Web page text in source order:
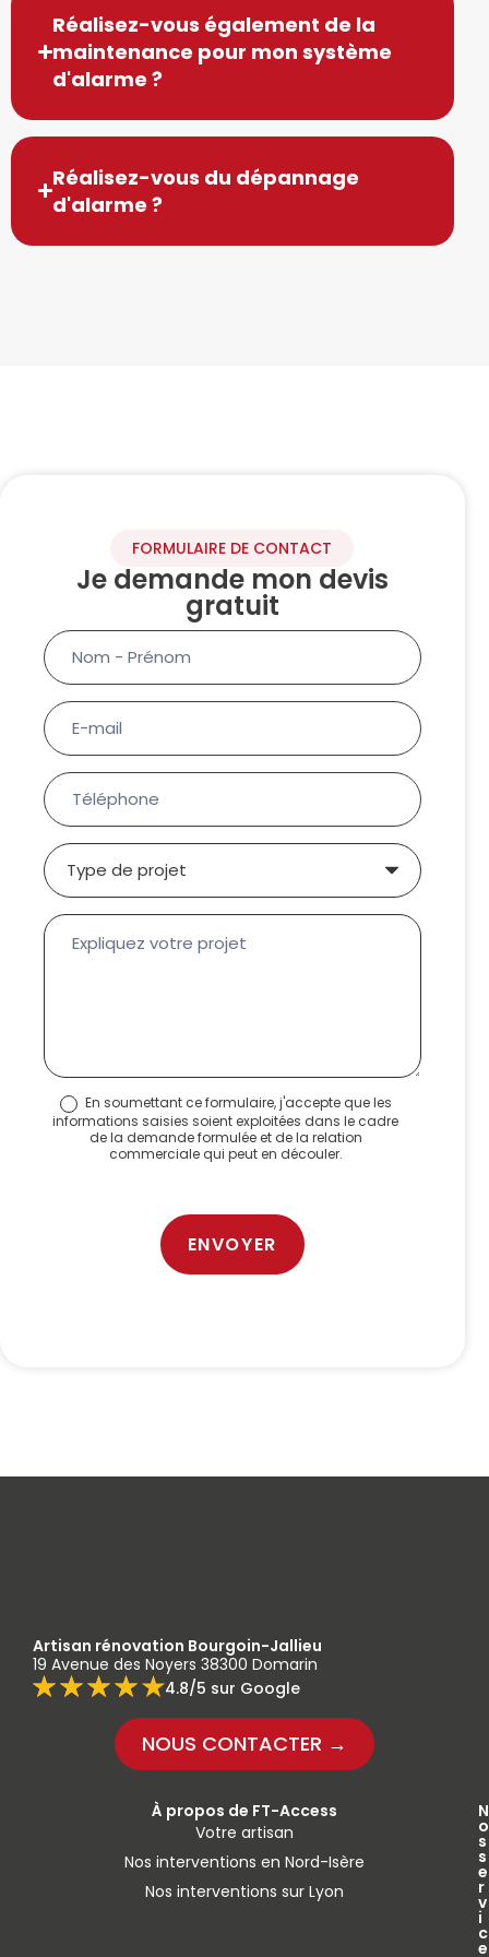
Réalisez-vous également de la
maintenance pour mon système
d'alarme ?
Réalisez-vous du dépannage
d'alarme ?
FORMULAIRE DE CONTACT
Je demande mon devis
gratuit
Formulaire
service
En soumettant ce formulaire, j'accepte que les
informations saisies soient exploitées dans le cadre
de la demande formulée et de la relation
commerciale qui peut en découler.
ENVOYER
Artisan rénovation Bourgoin-Jallieu
19 Avenue des Noyers 38300 Domarin
4.8/5 sur Google
NOUS CONTACTER →
À propos de FT-Access
Votre artisan
Nos interventions en Nord-Isère
Nos interventions sur Lyon
N
o
s
s
e
r
v
i
c
e